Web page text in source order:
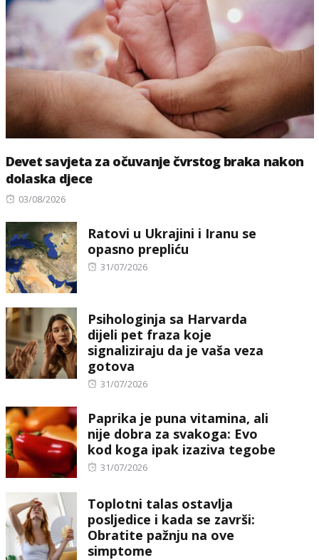
Devet savjeta za očuvanje čvrstog braka nakon
dolaska djece
Posted
03/08/2026
Ratovi u Ukrajini i Iranu se
opasno prepliću
Posted
31/07/2026
Psihologinja sa Harvarda
dijeli pet fraza koje
signaliziraju da je vaša veza
gotova
Posted
31/07/2026
Paprika je puna vitamina, ali
nije dobra za svakoga: Evo
kod koga ipak izaziva tegobe
Posted
31/07/2026
Toplotni talas ostavlja
posljedice i kada se završi:
Obratite pažnju na ove
simptome